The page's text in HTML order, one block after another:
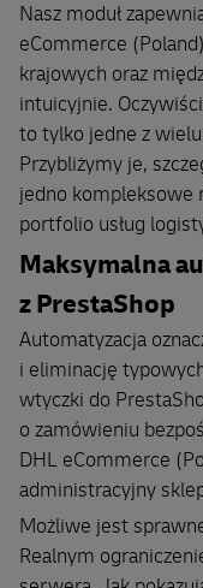
Nasz moduł
eCommerce
krajowych oraz
intuicyjnie.
to tylko jedne z
Przybliżymy je,
jedno kompleksowe
portfolio usług
Maksymalna
z PrestaShop
Automatyzacja
i eliminację
wtyczki do
o zamówieniu
DHL eCommerce
administracyjny
Możliwe jest
Realnym